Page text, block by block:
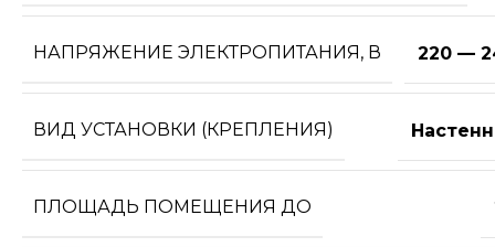
НАПРЯЖЕНИЕ ЭЛЕКТРОПИТАНИЯ, В 220 —
ВИД УСТАНОВКИ (КРЕПЛЕНИЯ)
ПЛОЩАДЬ ПОМЕЩЕНИЯ ДО